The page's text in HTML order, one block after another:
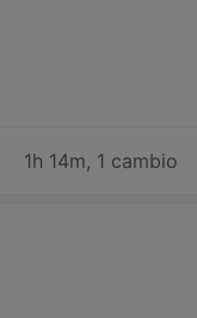
1h 14m, 1 cambio